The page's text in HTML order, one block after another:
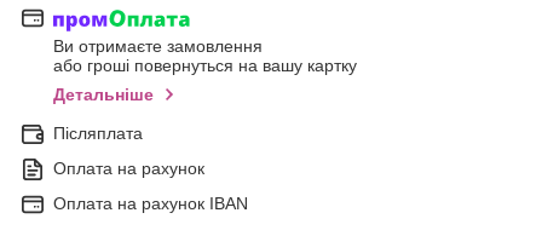
Ви отримаєте замовлення
або гроші повернуться на вашу картку
Детальніше
Післяплата
Оплата на рахунок
Оплата на рахунок IBAN